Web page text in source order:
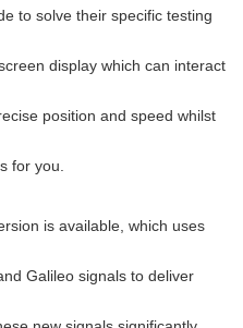
to solve their specific testing
display which can interact
position and speed whilst
for you.
is available, which uses
Galileo signals to deliver